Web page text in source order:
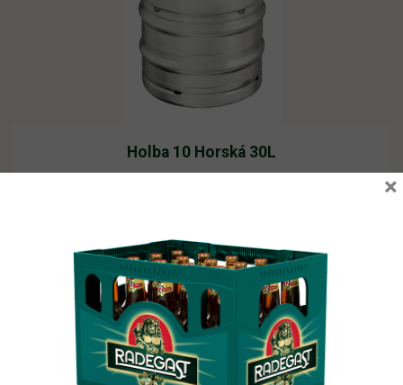
Holba 10 Horská 30L
1 264,74
Čtěte více
×